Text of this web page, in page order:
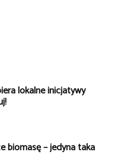
lokalne inicjatywy
biomasę – jedyna taka